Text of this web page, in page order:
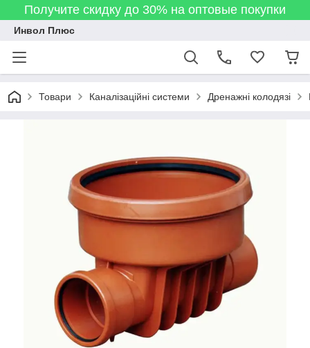
Получите скидку до 30% на оптовые покупки
Инвол Плюс
Товари Каналізаційні системи Дренажні колодязі